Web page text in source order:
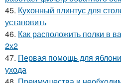
45. Кухонный плинтус для
установить
46. Как расположить полки в
2х2
47. Первая помощь для
ухода